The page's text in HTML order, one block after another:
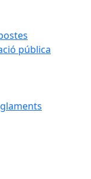
pública